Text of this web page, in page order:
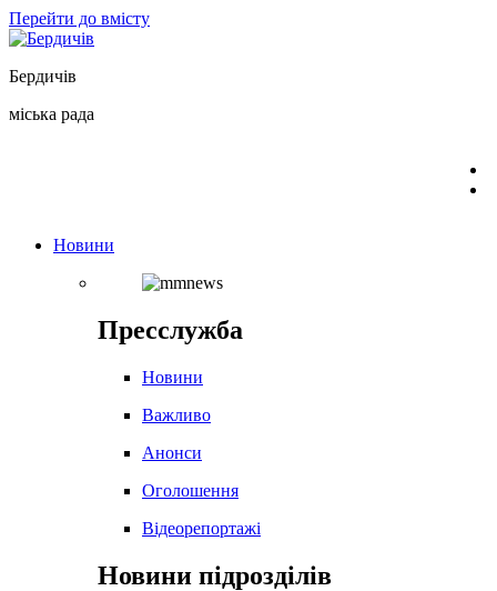
Перейти до вмісту
Бердичів
міська рада
Новини
Пресслужба
Новини
Важливо
Анонси
Оголошення
Відеорепортажі
Новини підрозділів